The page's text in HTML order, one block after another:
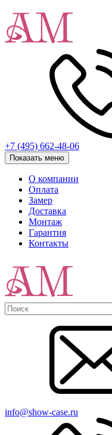
+7 (495) 662-48-06
Показать меню
О компании
Оплата
Замер
Доставка
Монтаж
Гарантия
Контакты
info@show-case.ru